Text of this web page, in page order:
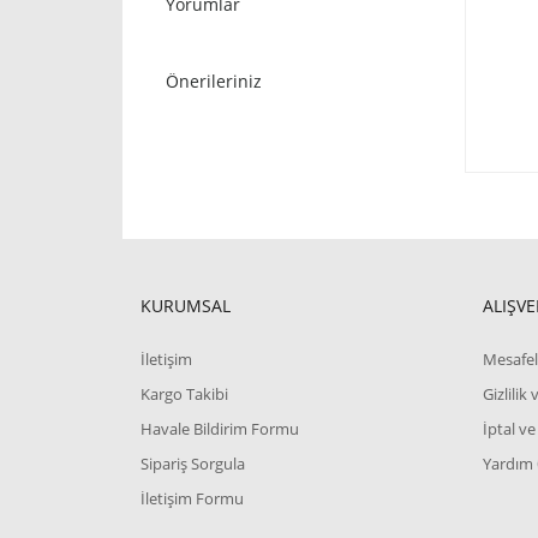
Önerileriniz
KURUMSAL
İletişim
Kargo Takibi
Havale Bildirim Formu
Sipariş Sorgula
İletişim Formu
Gizlilik
İptal ve